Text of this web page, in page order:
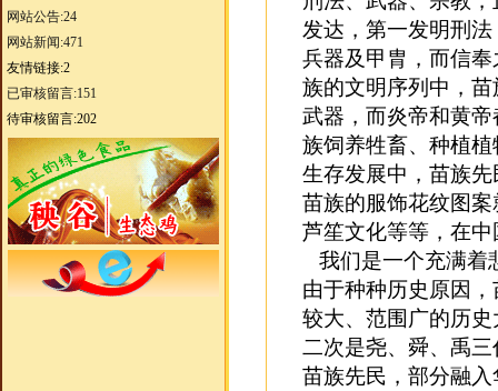
网站公告:24
网站新闻:471
友情链接:2
已审核留言:151
待审核留言:202
发达，第一发明刑
兵器及甲胄，而信
族的文明序列中，
武器，而炎帝和黄
族饲养牲畜、种植
生存发展中，苗族
苗族的服饰花纹图
芦笙文化等等，在
我们是一个充满着
由于种种历史原因
较大、范围广的历
二次是尧、舜、禹三
苗族先民，部分融